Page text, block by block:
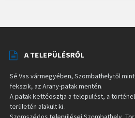
A TELEPÜLÉSRŐL
Sé Vas vármegyében, Szombathelytől
fekszik, az Arany-patak mentén.
A patak kettéosztja a települést, a
területén alakult ki.